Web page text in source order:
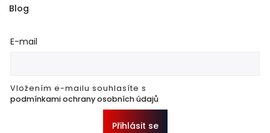
Blog
E-mail
Vložením e-mailu souhlasíte s
podmínkami ochrany osobních údajů
Přihlásit se